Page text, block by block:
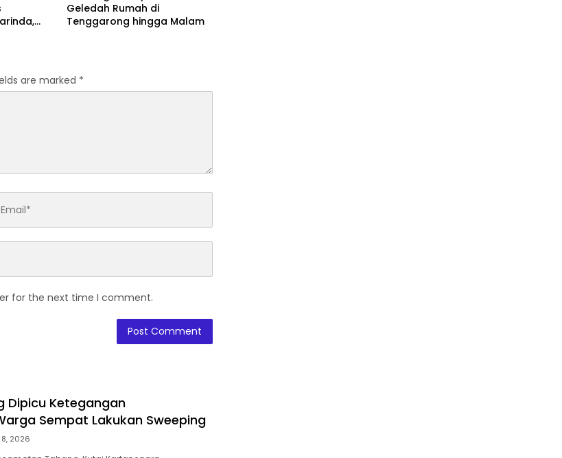
Geledah Rumah di
Tenggarong hingga Malam
are marked *
for the next time I comment.
Dipicu Ketegangan
Sempat Lakukan Sweeping
2026